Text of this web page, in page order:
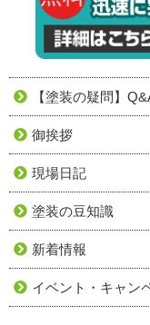
【塗装の疑問】
御挨拶
現場日記
塗装の豆知識
新着情報
イベント・キャン